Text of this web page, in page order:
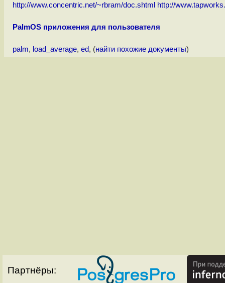
http://www.concentric.net/~rbram/doc.shtml http://
PalmOS приложения для пользователя
palm, load_average, ed, (найти похожие документы)
Партнёры: